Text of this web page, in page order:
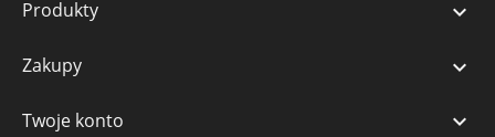
Produkty 
Zakupy 
Twoje konto 